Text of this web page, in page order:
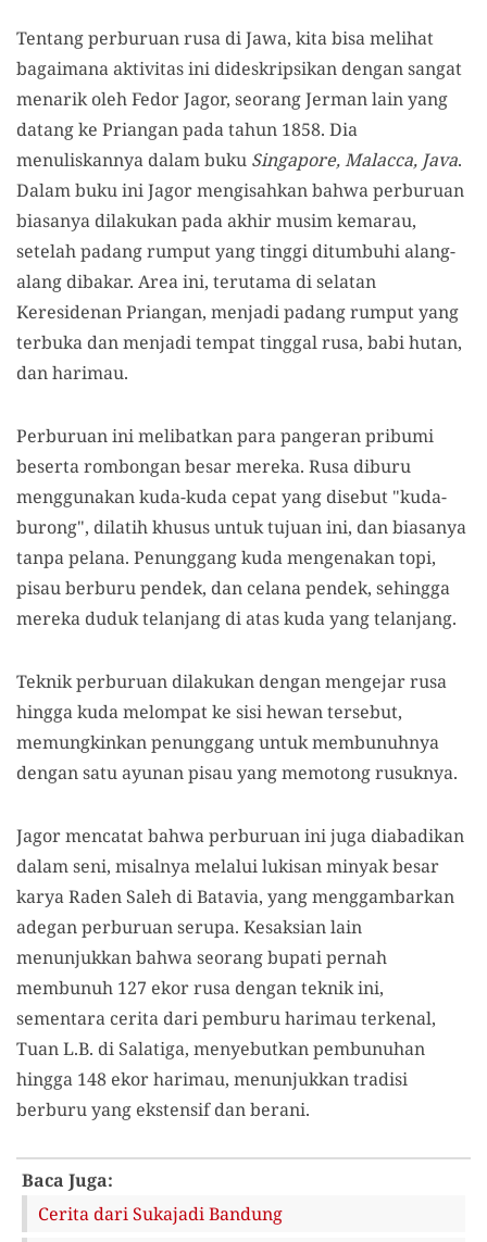
Tentang perburuan rusa di Jawa, kita bisa melihat
bagaimana aktivitas ini dideskripsikan dengan sangat
menarik oleh Fedor Jagor, seorang Jerman lain yang
datang ke Priangan pada tahun 1858. Dia
menuliskannya dalam buku Singapore, Malacca, Java.
Dalam buku ini Jagor mengisahkan bahwa perburuan
biasanya dilakukan pada akhir musim kemarau,
setelah padang rumput yang tinggi ditumbuhi alang-
alang dibakar. Area ini, terutama di selatan
Keresidenan Priangan, menjadi padang rumput yang
terbuka dan menjadi tempat tinggal rusa, babi hutan,
dan harimau.
Perburuan ini melibatkan para pangeran pribumi
beserta rombongan besar mereka. Rusa diburu
menggunakan kuda-kuda cepat yang disebut "kuda-
burong", dilatih khusus untuk tujuan ini, dan biasanya
tanpa pelana. Penunggang kuda mengenakan topi,
pisau berburu pendek, dan celana pendek, sehingga
mereka duduk telanjang di atas kuda yang telanjang.
Teknik perburuan dilakukan dengan mengejar rusa
hingga kuda melompat ke sisi hewan tersebut,
memungkinkan penunggang untuk membunuhnya
dengan satu ayunan pisau yang memotong rusuknya.
Jagor mencatat bahwa perburuan ini juga diabadikan
dalam seni, misalnya melalui lukisan minyak besar
karya Raden Saleh di Batavia, yang menggambarkan
adegan perburuan serupa. Kesaksian lain
menunjukkan bahwa seorang bupati pernah
membunuh 127 ekor rusa dengan teknik ini,
sementara cerita dari pemburu harimau terkenal,
Tuan L.B. di Salatiga, menyebutkan pembunuhan
hingga 148 ekor harimau, menunjukkan tradisi
berburu yang ekstensif dan berani.
Baca Juga:
Cerita dari Sukajadi Bandung